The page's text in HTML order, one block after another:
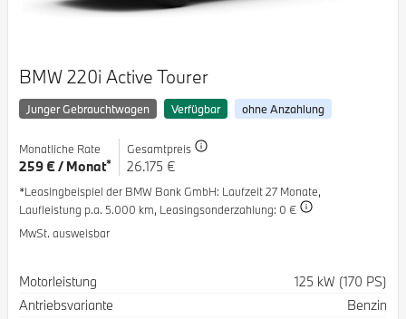
BMW 220i Active Tourer
Junger Gebrauchtwagen Verfügbar ohne Anzahlung
Monatliche Rate
259 € / Monat*
Gesamtpreis
26.175 €
*Leasingbeispiel der BMW Bank GmbH: Laufzeit 27 Monate,
Laufleistung p.a. 5.000 km, Leasingsonderzahlung: 0 €
MwSt. ausweisbar
Spezifikation
Motorleistung
125 kW (170 PS)
Antriebsvariante
Benzin